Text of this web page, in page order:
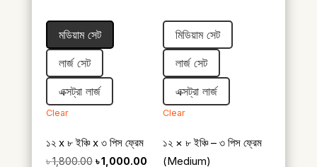
৳ 1,000.00
through
৳ 3,800.00
মডিয়াম সেট
লার্জ সেট
এক্সট্রা লার্জ
Clear
১২ x ৮ ইঞ্চি x ৩ পিস ফ্রেম
৳1,800.00 Original
৳1,000.00Current
মিডিয়াম সেট
লার্জ সেট
এক্সট্রা লার্জ
Clear
১২ × ৮ ইঞ্চি – ৩ পিস ফ্রেম
(Medium)